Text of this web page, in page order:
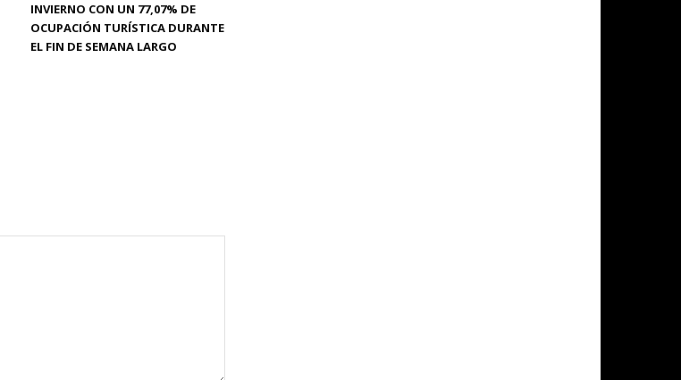
INVIERNO CON UN 77,07% DE
OCUPACIÓN TURÍSTICA DURANTE
EL FIN DE SEMANA LARGO